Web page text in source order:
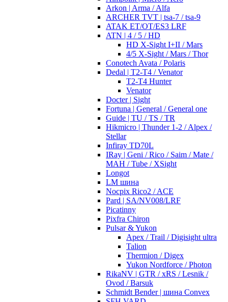
Arkon | Arma / Alfa
ARCHER TVT | tsa-7 / tsa-9
ATAK ET/OT/ES3 LRF
ATN | 4 / 5 / HD
HD X-Sight I+II / Mars
4/5 X-Sight / Mars / Thor
Conotech Avata / Polaris
Dedal | T2-T4 / Venator
T2-T4 Hunter
Venator
Docter | Sight
Fortuna | General / General one
Guide | TU / TS / TR
Hikmicro | Thunder 1-2 / Alpex /
Stellar
Infiray TD70L
IRay | Geni / Rico / Saim / Mate /
MAH / Tube / XSight
Longot
LM шина
Nocpix Rico2 / ACE
Pard | SA/NV008/LRF
Picatinny
Pixfra Chiron
Pulsar & Yukon
Apex / Trail / Digisight ultra
Talion
Thermion / Digex
Yukon Nordforce / Photon
RikaNV | GTR / xRS / Lesnik /
Ovod / Barsuk
Schmidt Bender | шина Convex